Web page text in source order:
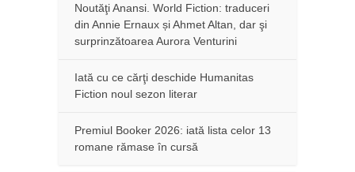
Noutăţi Anansi. World Fiction: traduceri
din Annie Ernaux și Ahmet Altan, dar şi
surprinzătoarea Aurora Venturini
Iată cu ce cărţi deschide Humanitas
Fiction noul sezon literar
Premiul Booker 2026: iată lista celor 13
romane rămase în cursă